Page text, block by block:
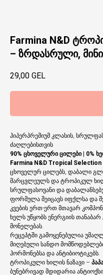
Farmina N&D
– ზრდასრული,
29,00 GEL
ჰიპერპრემიუმ კლასის,
ძაღლებისთვის
90% ცხოველური ცილები | 0%
Farmina N&D Tropical Selection
ცხოველურ ცილებს, დაბალი
მარცვლეულს და ტროპიკულ
სრულფასოვანი და
ფორმულა შეიცავს იფქლსა და
კვების ერთ-ერთ მთავარ
ხელს უწყობს ენერგიის
მონელებას.
რეცეპტში გამოყენებულია
მიღებული სანდო
ჰორმონებსა და ანტიბიოტიკებს.
ტროპიკული ხილის ნაზავი –
ბუნებრივად მდიდარია